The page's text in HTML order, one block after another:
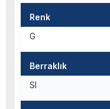
Renk
G
Berraklık
SI